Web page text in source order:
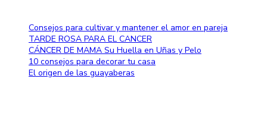
Consejos para cultivar y mantener el amor en pareja
TARDE ROSA PARA EL CANCER
CÁNCER DE MAMA Su Huella en Uñas y Pelo
10 consejos para decorar tu casa
El origen de las guayaberas